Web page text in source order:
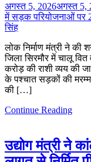
अगस्त 5, 2026अगस्त 5,
में सड़क परियोजनाओं पर
सिंह
लोक निर्माण मंत्री ने की
जिला सिरमौर में चालू
करोड़ की राशी व्यय की
के पश्चात सड़कों की
की […]
Continue Reading
उद्योग मंत्री ने